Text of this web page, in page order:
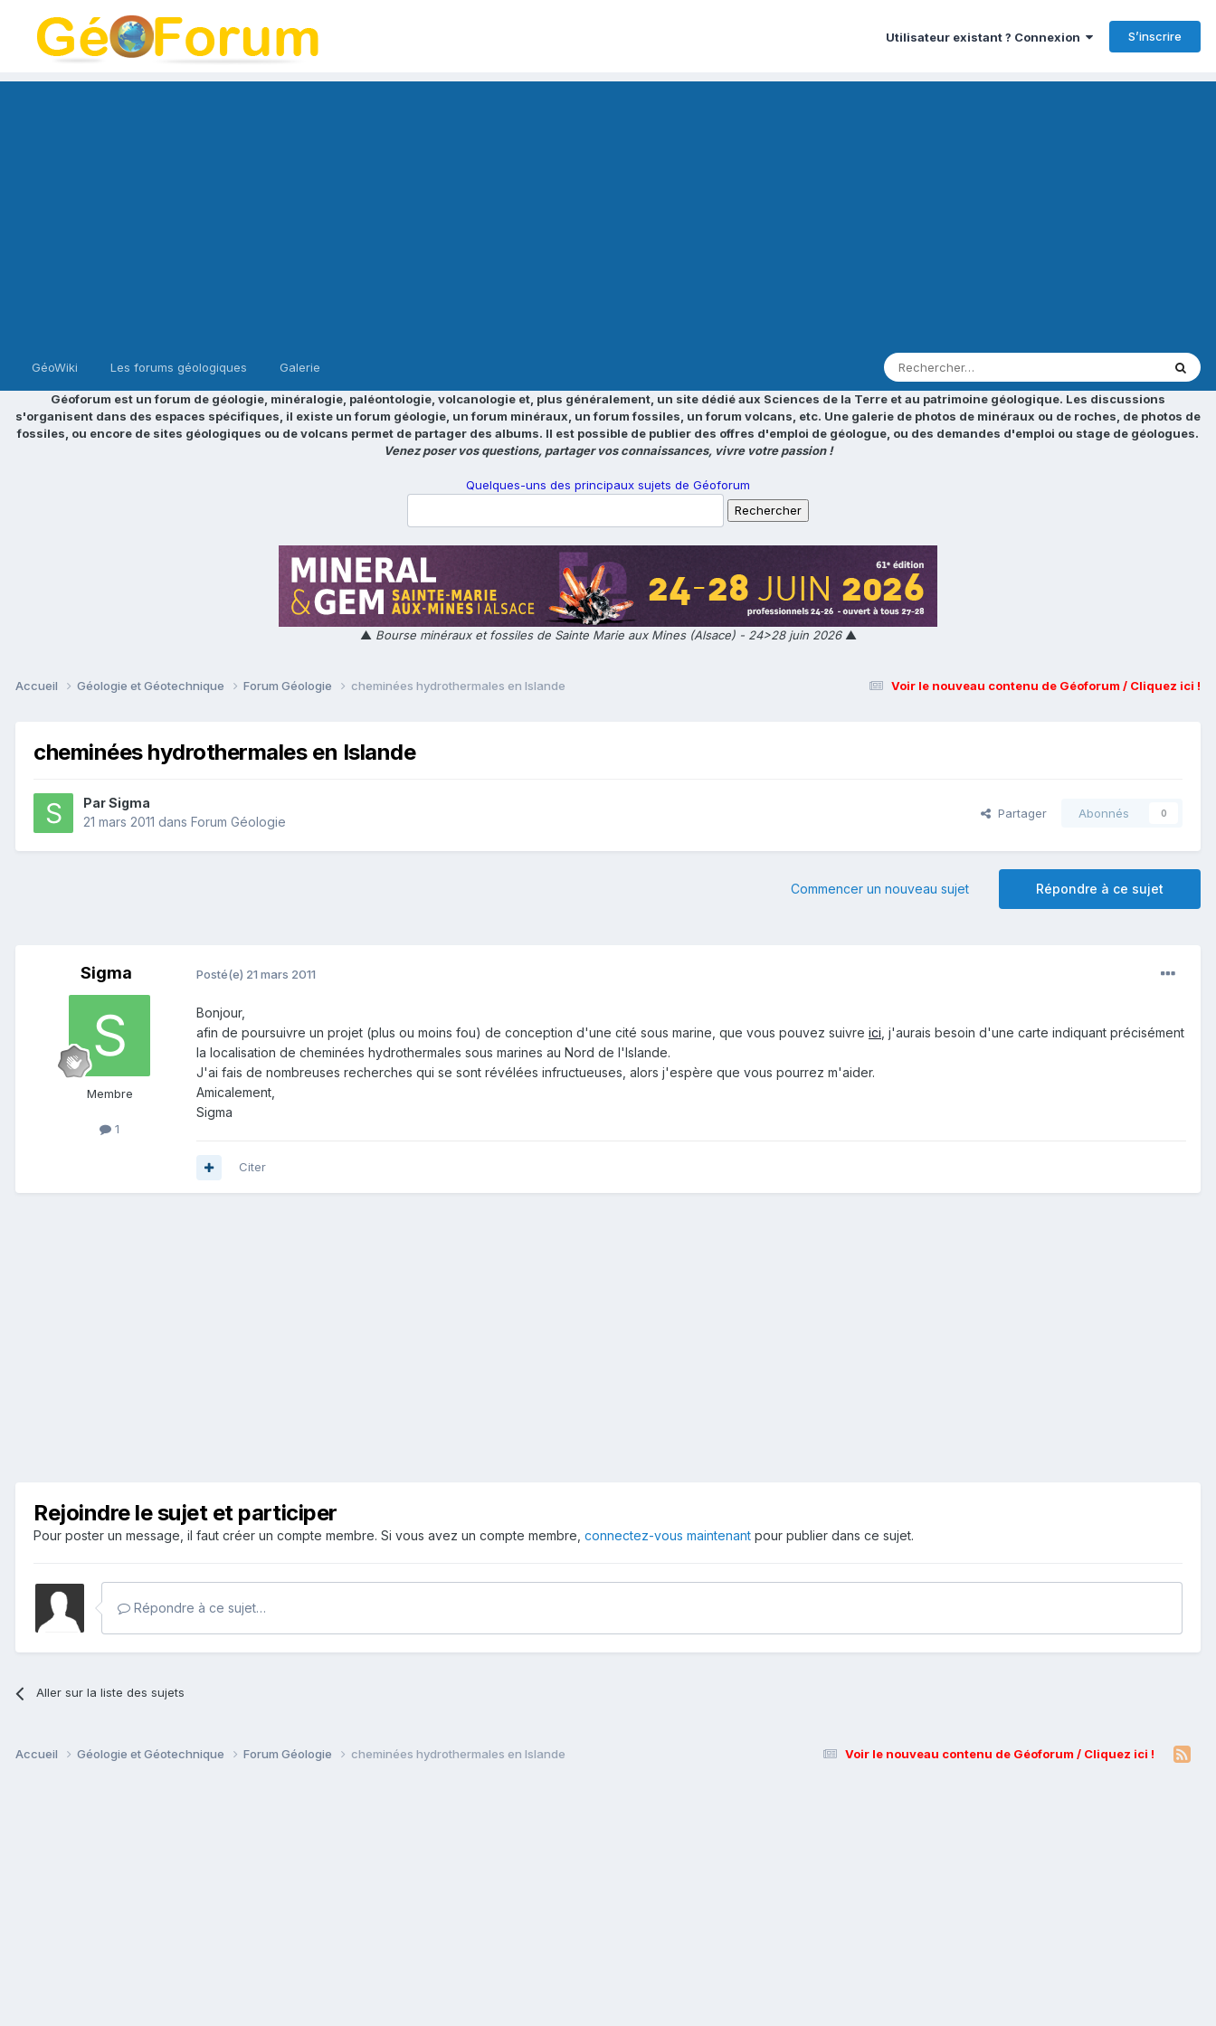
Utilisateur existant ? Connexion S’inscrire
GéoWiki Les forums géologiques Galerie
Géoforum est un forum de géologie, minéralogie, paléontologie, volcanologie et, plus généralement, un site dédié aux Sciences de la Terre et au patrimoine géologique. Les discussions
s'organisent dans des espaces spécifiques, il existe un forum géologie, un forum minéraux, un forum fossiles, un forum volcans, etc. Une galerie de photos de minéraux ou de roches, de photos de
fossiles, ou encore de sites géologiques ou de volcans permet de partager des albums. Il est possible de publier des offres d'emploi de géologue, ou des demandes d'emploi ou stage de géologues.
Venez poser vos questions, partager vos connaissances, vivre votre passion !
Quelques-uns des principaux sujets de Géoforum
▲ Bourse minéraux et fossiles de Sainte Marie aux Mines (Alsace) - 24>28 juin 2026▲
Voir le nouveau contenu de Géoforum / Cliquez ici !
Accueil Géologie et Géotechnique Forum Géologie cheminées hydrothermales en Islande
cheminées hydrothermales en Islande
ParSigma
21 mars 2011 dans Forum Géologie
Partager Abonnés 0
Répondre à ce sujet
Commencer un nouveau sujet
Sigma
Membre
1
Posté(e) 21 mars 2011
Bonjour,
afin de poursuivre un projet (plus ou moins fou) de conception d'une cité sous marine, que vous pouvez suivre ici , j'aurais besoin d'une carte indiquant précisément
la localisation de cheminées hydrothermales sous marines au Nord de l'Islande.
J'ai fais de nombreuses recherches qui se sont révélées infructueuses, alors j'espère que vous pourrez m'aider.
Amicalement,
Sigma
Citer
Rejoindre le sujet et participer
Pour poster un message, il faut créer un compte membre. Si vous avez un compte membre, connectez-vous maintenant pour publier dans ce sujet.
Répondre à ce sujet…
Aller sur la liste des sujets
Voir le nouveau contenu de Géoforum / Cliquez ici !
Accueil Géologie et Géotechnique Forum Géologie cheminées hydrothermales en Islande